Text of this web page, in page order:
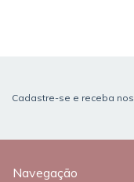
Cadastre-se e receba
Navegação